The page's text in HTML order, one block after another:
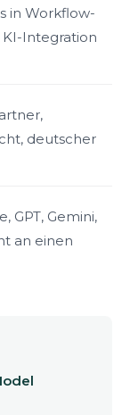
in Workflow-
Integration
deutscher
GPT, Gemini,
an einen